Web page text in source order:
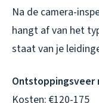
Na de camera-
hangt af van het
staat van je
Ontstoppingsveer
Kosten: €120-175